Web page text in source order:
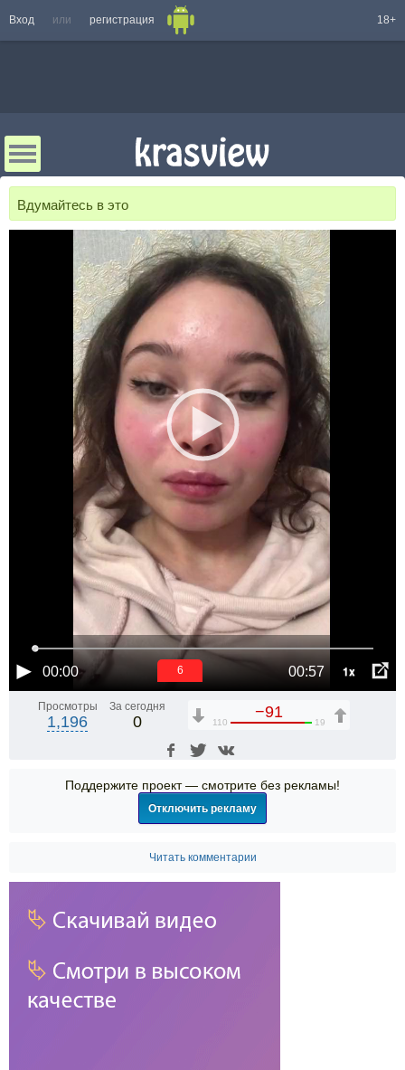
Вход или регистрация 18+
Вдумайтесь в это
00:00 00:57 1x
6
Просмотры
1,196
За сегодня
0
−91
110 19
Поддержите проект — смотрите без рекламы!
Отключить рекламу
Читать комментарии